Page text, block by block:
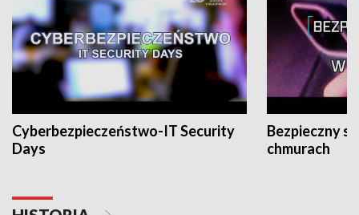
Cyberbezpieczeństwo-IT Security
Days
Bezpieczny
chmurach